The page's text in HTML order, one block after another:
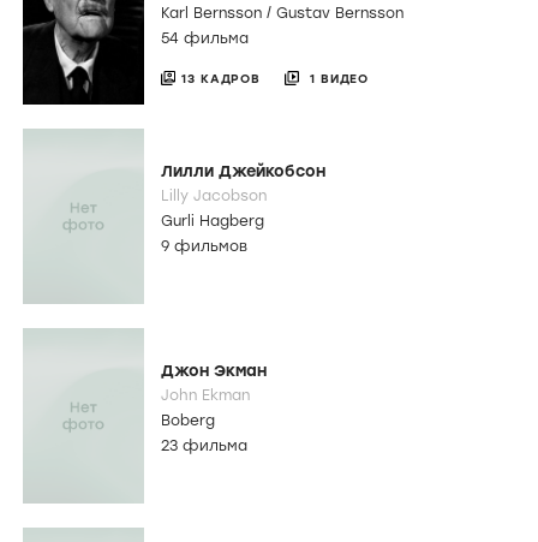
Karl Bernsson / Gustav Bernsson
54 фильма
13 КАДРОВ 1 ВИДЕО
Лилли Джейкобсон
Lilly Jacobson
Gurli Hagberg
9 фильмов
Джон Экман
John Ekman
Boberg
23 фильма